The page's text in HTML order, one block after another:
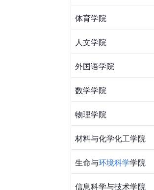
体育学院
人文学院
外国语学院
数学学院
物理学院
材料与化学化工学院
生命与环境科学学院
信息科学与技术学院